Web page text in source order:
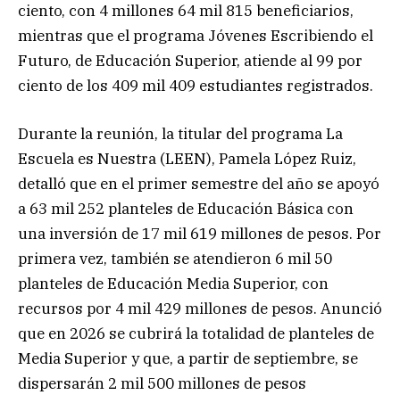
ciento, con 4 millones 64 mil 815 beneficiarios,
mientras que el programa Jóvenes Escribiendo el
Futuro, de Educación Superior, atiende al 99 por
ciento de los 409 mil 409 estudiantes registrados.
Durante la reunión, la titular del programa La
Escuela es Nuestra (LEEN), Pamela López Ruiz,
detalló que en el primer semestre del año se apoyó
a 63 mil 252 planteles de Educación Básica con
una inversión de 17 mil 619 millones de pesos. Por
primera vez, también se atendieron 6 mil 50
planteles de Educación Media Superior, con
recursos por 4 mil 429 millones de pesos. Anunció
que en 2026 se cubrirá la totalidad de planteles de
Media Superior y que, a partir de septiembre, se
dispersarán 2 mil 500 millones de pesos